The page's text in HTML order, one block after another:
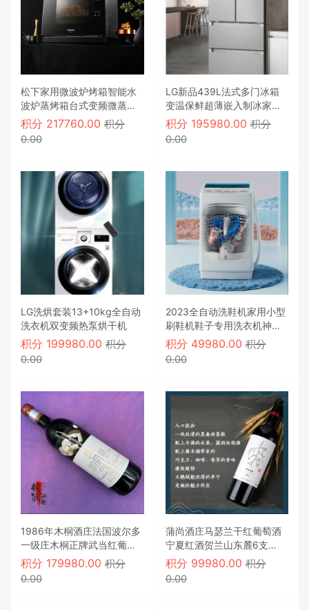
松下家用微波炉烤箱智能水
波炉蒸烤箱台式变频微蒸烤
一体机
积分 217760.00 积分
0.00
LG新品439L法式多门冰箱
变温保鲜超薄嵌入制冰家用
电冰箱
积分 195980.00积分
0.00
LG洗烘套装13+10kg全自动
洗衣机双变频热泵烘干机
积分 199980.00 积分
0.00
2023全自动洗鞋机家用小型
刷鞋机鞋子专用洗衣机神器
袜子洗脱一体
积分 49980.00积分
0.00
1986年木桐酒庄法国波尔多
一级庄木桐正牌武当红葡萄
酒
积分 179980.00 积分
0.00
蒲尚酒庄马瑟兰干红葡萄酒
宁夏红酒贺兰山东麓6支
750ml整箱2020年
积分 99980.00积分
0.00